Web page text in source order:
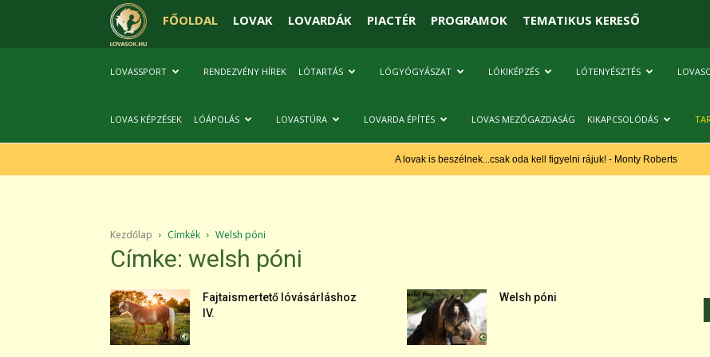
FŐOLDAL LOVAK LOVARDÁK PIACTÉR PROGRAMOK TEMATIKUS KERESŐ
LOVASSPORT RENDEZVÉNY HÍREK LÓTARTÁS LÓGYÓGYÁSZAT LÓKIKÉPZÉS LÓTENYÉSZTÉS
LOVAS KÉPZÉSEK LÓÁPOLÁS LOVASTÚRA LOVARDA ÉPÍTÉS LOVAS MEZŐGAZDASÁG KIKAPCSOLÓDÁS
A lovak is beszélnek...csak oda kell figyelni rájuk! - Monty Roberts
Kezdőlap Címkék Welsh póni
Címke: welsh póni
Fajtaismertető lóvásárláshoz
IV.
Welsh póni